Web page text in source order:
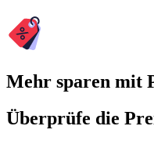
Mehr sparen mit
Überprüfe die